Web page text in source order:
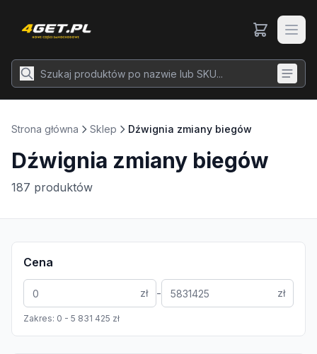
Strona główna Sklep Dźwignia zmiany biegów
Dźwignia zmiany biegów
187 produktów
Cena
zł - zł
Zakres: 0 - 5 831 425 zł